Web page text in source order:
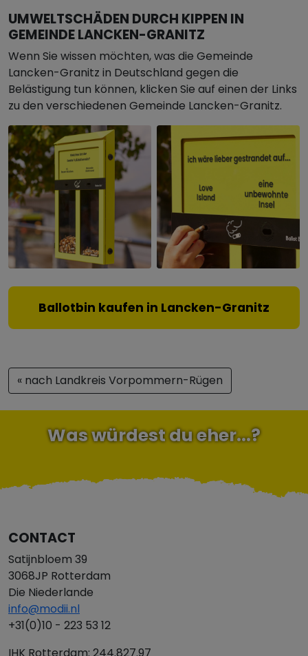
UMWELTSCHÄDEN DURCH KIPPEN IN
GEMEINDE LANCKEN-GRANITZ
Wenn Sie wissen möchten, was die Gemeinde
Lancken-Granitz in Deutschland gegen die
Belästigung tun können, klicken Sie auf einen der Links
zu den verschiedenen Gemeinde Lancken-Granitz.
Ballotbin kaufen in Lancken-Granitz
« nach Landkreis Vorpommern-Rügen
Was würdest du eher...?
CONTACT
Satijnbloem 39
3068JP Rotterdam
Die Niederlande
info@modii.nl
+31(0)10 - 223 53 12
IHK Rotterdam: 244.827.97